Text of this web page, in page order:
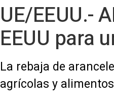
UE/EEUU.-
EEUU para
La rebaja de
agrícolas y